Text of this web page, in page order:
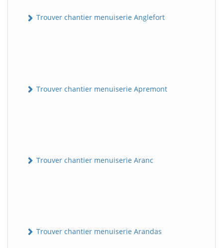
Trouver chantier menuiserie Anglefort
Trouver chantier menuiserie Apremont
Trouver chantier menuiserie Aranc
Trouver chantier menuiserie Arandas